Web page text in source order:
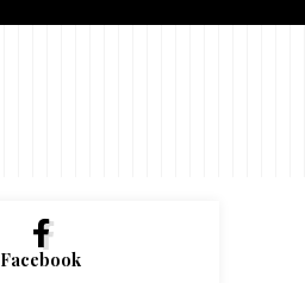
Facebook